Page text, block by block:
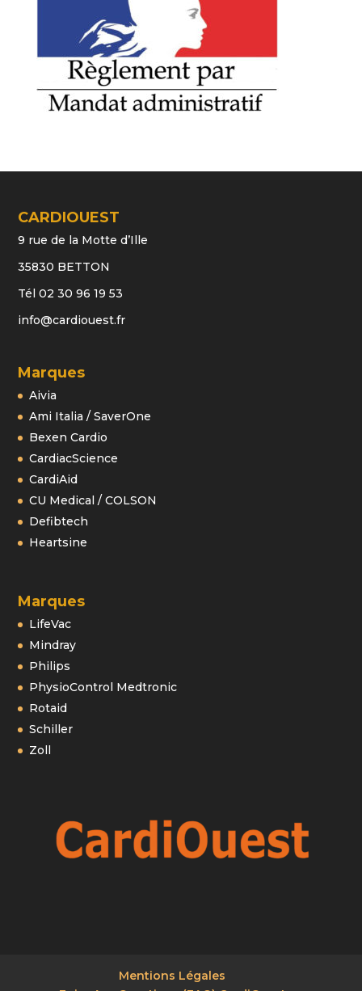
CARDIOUEST
9 rue de la Motte d’Ille
35830 BETTON
Tél 02 30 96 19 53
info@cardiouest.fr
Marques
Aivia
Ami Italia / SaverOne
Bexen Cardio
CardiacScience
CardiAid
CU Medical / COLSON
Defibtech
Heartsine
Marques
LifeVac
Mindray
Philips
PhysioControl Medtronic
Rotaid
Schiller
Zoll
Mentions Légales